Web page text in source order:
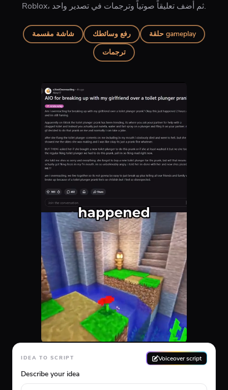
Roblox، ثم أضف تعليقاً صوتياً وترجمات في تصدير واحد.
شاشة مقسمة رفع وسائطك
حلقة gameplay
ترجمات
IDEA TO SCRIPT Voiceover script
Describe your idea